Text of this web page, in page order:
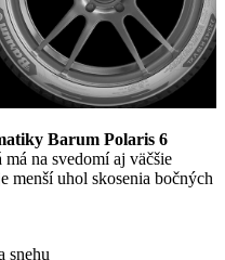
Barum Polaris 6
má na svedomí aj väčšie
menší uhol skosenia bočných
snehu